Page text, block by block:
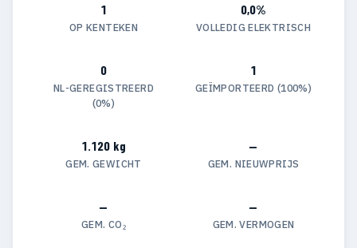
1
OP KENTEKEN
0,0%
VOLLEDIG ELEKTRISCH
0
NL-GEREGISTREERD
(0%)
1
GEÏMPORTEERD (100%)
1.120 kg
GEM. GEWICHT
—
GEM. NIEUWPRIJS
—
GEM. CO₂
—
GEM. VERMOGEN